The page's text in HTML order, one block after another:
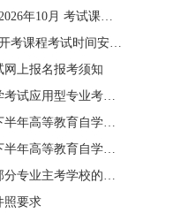
四川省高等教育自学考试（262次）2026年10月 考试课程简表
关于公布2027年1月广东省自学考试开考课程考试时间安排和使用教材的通知
网上报名报考须知
关于西南财经大学2026年下半年自学考试应用型专业考籍更改办理的通知
四川省教育考试院关于受理2026年下半年高等教育自学考试省际转考申请的通告
四川省教育考试院关于受理2026年下半年高等教育自学考试考籍更改申请的通告
关于调整广东省高等教育自学考试部分专业主考学校的通知
照要求